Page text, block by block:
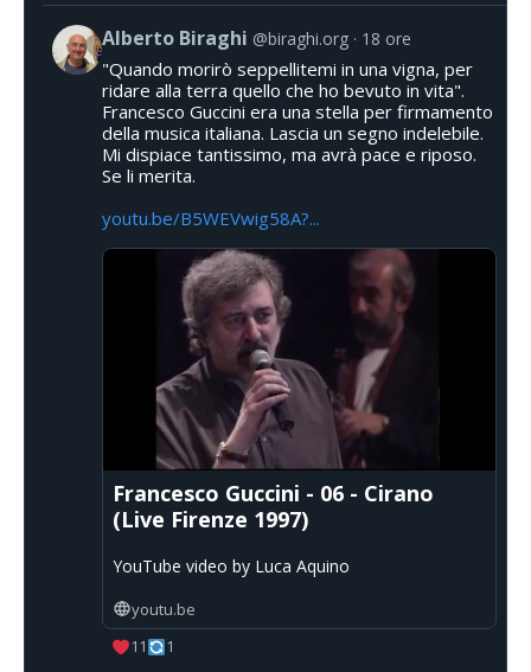
Alberto Biraghi @biraghi.org 18 ore
"Quando morirò seppellitemi in una vigna, per
ridare alla terra quello che ho bevuto in vita".
Francesco Guccini era una stella per firmamento
della musica italiana. Lascia un segno indelebile.
Mi dispiace tantissimo, ma avrà pace e riposo.
Se li merita.
youtu.be/B5WEVwig58A?...
Francesco Guccini - 06 - Cirano
(Live Firenze 1997)
YouTube video by Luca Aquino
youtu.be
11
1